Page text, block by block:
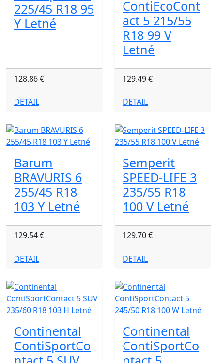
225/45 R18 95
Y Letné
128.86 €
DETAIL
ContiEcoCont
act 5 215/55
R18 99 V
Letné
129.49 €
DETAIL
Barum
BRAVURIS 6
255/45 R18
103 Y Letné
129.54 €
DETAIL
Semperit
SPEED-LIFE 3
235/55 R18
100 V Letné
129.70 €
DETAIL
Continental
ContiSportCo
Continental
ContiSportCo